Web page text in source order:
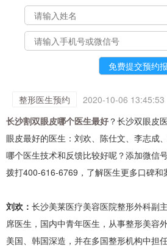
整形医生预约 2020-10-06 13:45:53
长沙割双眼皮哪个医生最好 ？长沙双眼皮
眼皮最好的医生：刘欢、陈仕文、李志成
哪个医生技术和反馈比较好呢？添加微信
拨打400-616-6769，了解医生更多口碑和
刘欢： 长沙美莱医疗美容医院整形外科副
席医生，国内中青年医生，从事整形美容
美国、韩国深造，并在多国整形机构中担